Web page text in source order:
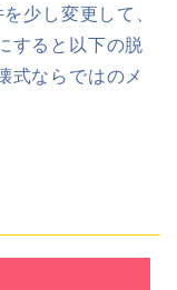
少し変更して、
すると以下の脱
式ならではのメ